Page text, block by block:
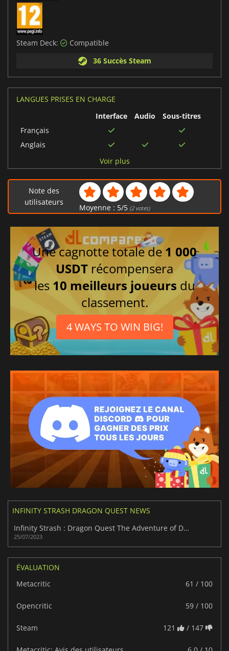
Steam Deck:
Compatible
36 Succès Steam
LANGUES PRISES EN CHARGE
Interface
Audio
Sous-titres
Français
Anglais
Chinois simplifié
Coréen
Japonais
Chinois traditionnel
Espagnol mexicain
Voir plus
Note des
utilisateurs
Moyenne : 5/5 (2votes)
Une cagnotte totale de 1 000
USDT récompensera
les 10 meilleurs joueurs du
classement.
4 WAYS TO WIN BIG!
INFINITY STRASH DRAGON QUEST NEWS
Infinity Strash : Dragon Quest The Adventure of Dai introduit des styles de combat
25/07/2023
ÉVALUATION
Metacritic
61 / 100
Opencritic 59 / 100
Steam 121 / 147